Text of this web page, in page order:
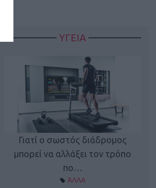
ΥΓΕΙΑ
Γιατί ο σωστός διάδρομος
μπορεί να αλλάξει τον τρόπο
πο…
ΆΛΛΑ